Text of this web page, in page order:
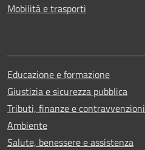
Mobilità e trasporti
Educazione e formazione
Giustizia e sicurezza pubblica
Tributi, finanze e contravvenzioni
Ambiente
Salute, benessere e assistenza